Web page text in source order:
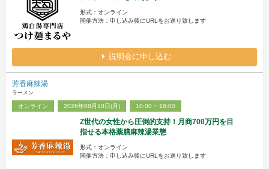
形式：オンライン
開催方法：申し込み後にURLをお送り致します
説明会に申し込む
芳香麻辣湯
ラーメン
オンライン 2026年08月10日(月) 10:00 ~ 18:00
Z世代の女性から圧倒的支持！月商700万円を目
指せる本格薬膳麻辣湯業態
形式：オンライン
開催方法：申し込み後にURLをお送り致します